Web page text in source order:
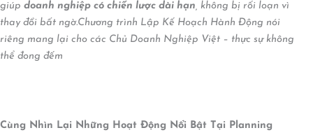
giúp doanh nghiệp có chiến lược dài hạn, không bị rối loạn vì
thay đổi bất ngờ.Chương trình Lập Kế Hoạch Hành Động nói
riêng mang lại cho các Chủ Doanh Nghiệp Việt – thực sự không
thể đong đếm
Cùng Nhìn Lại Những Hoạt Động Nổi Bật Tại Planning